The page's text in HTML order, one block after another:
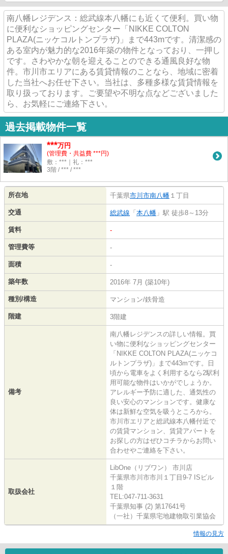
南八幡レジデンス：総武線本八幡にも近くて便利。買い物
に便利なショッピングセンター「NIKKE COLTON
PLAZA(ニッケコルトンプラザ)」まで443mです。清潔感の
ある室内が魅力的な2016年築の物件となっており、一押し
です。さわやかな朝を迎えることのできる通風良好な物
件。市川市エリアにある賃貸情報のことなら、地域に密着
した当社へお任せ下さい。当社は、多種多様な賃貸情報を
取り扱っております。ご要望や不明な点などございました
ら、お気軽にご連絡下さい。
過去掲載物件一覧
***万円
(管理費・共益費 ***円)
敷：***｜礼：***
3階 / *** / ***
所在地 千葉県市川市南八幡 １丁目
交通 総武線 「 本八幡 」駅 徒歩8～13分
賃料 -
管理費等 -
面積 -
築年数 2016年 7月 (築10年)
種別/構造 マンション/鉄骨造
階建 3階建
備考
南八幡レジデンスの詳しい情報。買
い物に便利なショッピングセンター
「NIKKE COLTON PLAZA(ニッケコ
ルトンプラザ)」まで443mです。日
頃から電車をよく利用するなら2駅利
用可能な物件はいかがでしょうか。
アレルギー予防に適した、通気性の
良い安心のマンションです。健康な
体は新鮮な空気を吸うところから。
市川市エリアと総武線本八幡付近で
の賃貸マンション、賃貸アパートを
お探しの方はぜひコチラからお問い
合わせやご連絡を下さい。
取扱会社
LibOne（リブワン） 市川店
千葉県市川市市川１丁目9-7 ISビル
１階
TEL:047-711-3631
千葉県知事 (2) 第17641号
（一社）千葉県宅地建物取引業協会
情報の見方